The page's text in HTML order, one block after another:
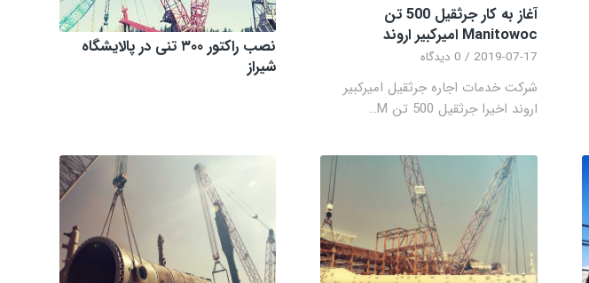
آغاز به کار جرثقیل 500 تن
Manitowoc امیرکبیر اروند
2019-07-17
/ 0 دیدگاه
شرکت خدمات اجاره جرثقیل امیرکبیر
اروند اخیرا جرثقیل 500 تن M…
نصب راکتور ۳۰۰ تنی در پالایشگاه
شیراز